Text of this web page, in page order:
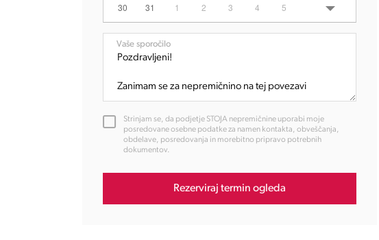
30
31 1 2 3 4 5
06:00
07:00
13:00
14:00
Vaše sporočilo
Strinjam se, da podjetje STOJA nepremičnine uporabi moje
posredovane osebne podatke za namen kontakta, obveščanja,
obdelave, posredovanja in morebitno pripravo potrebnih
dokumentov.
Rezerviraj termin ogleda